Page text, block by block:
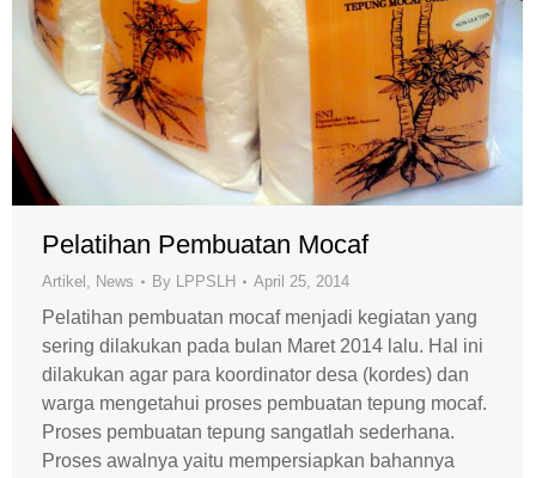
Pelatihan Pembuatan Mocaf
Artikel , News By LPPSLH April 25, 2014
Pelatihan pembuatan mocaf menjadi kegiatan yang
sering dilakukan pada bulan Maret 2014 lalu. Hal ini
dilakukan agar para koordinator desa (kordes) dan
warga mengetahui proses pembuatan tepung mocaf.
Proses pembuatan tepung sangatlah sederhana.
Proses awalnya yaitu mempersiapkan bahannya